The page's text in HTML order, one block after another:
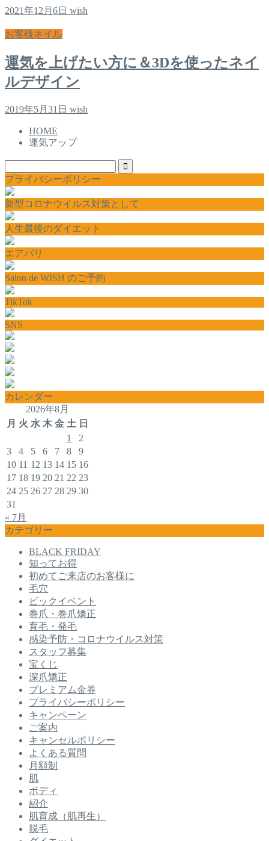
2021年12月6日 wish
お客様ネイル
運気を上げたい方に＆3Dを使ったネイ
ルデザイン
2019年5月31日 wish
HOME
運気アップ
プライバシーポリシー
新型コロナウイルス対策として
人生最後のダイエット
エアバリ
Salon de WISH のご予約
TikTok
SNS
カレンダー
2026年8月
月 火 水 木 金 土 日
1
2
3
4 5 6 7 8
9
10 11 12 13 14 15 16
17 18 19 20 21 22 23
24 25 26 27 28 29 30
31
« 7月
カテゴリー
BLACK FRIDAY
知ってお得
初めてご来店のお客様に
毛穴
ビックイベント
巻爪・巻爪矯正
育毛・発毛
感染予防・コロナウイルス対策
スタッフ募集
宝くじ
深爪矯正
プレミアム金券
プライバシーポリシー
キャンペーン
ご案内
キャンセルポリシー
よくある質問
月額制
肌
ボディ
紹介
肌育成（肌再生）
脱毛